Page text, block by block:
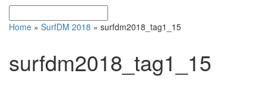
Home » SurfDM 2018 » surfdm2018_tag1_15
surfdm2018_tag1_15